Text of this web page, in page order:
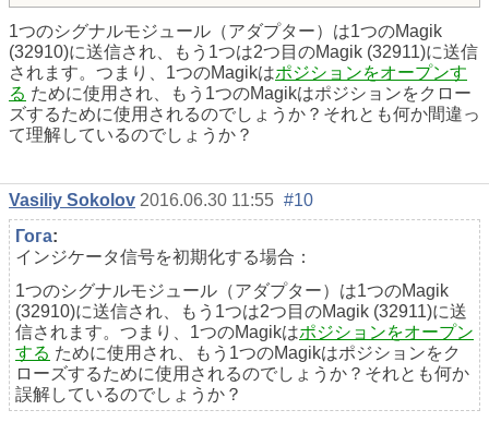
1つのシグナルモジュール（アダプター）は1つのMagik
(32910)に送信され、もう1つは2つ目のMagik (32911)に送信
されます。つまり、1つのMagikはポジションをオープンす
る ために使用され、もう1つのMagikはポジションをクロー
ズするために使用されるのでしょうか？それとも何か間違っ
て理解しているのでしょうか？
Vasiliy Sokolov 2016.06.30 11:55 #10
Гога:
インジケータ信号を初期化する場合：
1つのシグナルモジュール（アダプター）は1つのMagik
(32910)に送信され、もう1つは2つ目のMagik (32911)に送
信されます。つまり、1つのMagikはポジションをオープン
する ために使用され、もう1つのMagikはポジションをク
ローズするために使用されるのでしょうか？それとも何か
誤解しているのでしょうか？